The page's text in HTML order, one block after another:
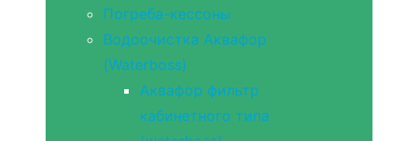
Погреба-кессоны
Водоочистка Аквафор
(Waterboss)
Аквафор фильтр
кабинетного типа